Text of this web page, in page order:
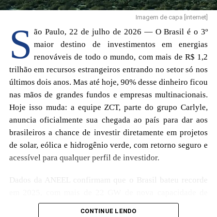
novo futuro para a economia agrícola digital da Web3! A
FTN convida você a compartilhar conosco essa
oportunidade de partilha de riquezas.
Evento de lançamento da estratégia global “Fire Bull
Farm” da FTN
1º de agosto de 2026, na Zona Franca Integrada de
Manaus, no Brasil, América Latina.
crescimento de longo prazo da plataforma no mercado
A Vila Olímpia é reconhecida como um dos principais
polos de negócios de São Paulo, reunindo empresas
multinacionais, companhias de tecnologia e organizações
inovadoras. A presença da VIVAMOMENTO na região
fortalecerá ainda mais sua capacidade operacional local e
criará uma base sólida para futuras parcerias com marcas,
empresas e comunidades brasileiras.
À medida que os consumidores valorizam cada vez mais
experiências interativas e benefícios de longo prazo,
Comércio Interativo desempenhem um papel cada vez
brasileiro.
Imagem de capa [internet]
S ão Paulo, 22 de julho de 2026 — O Brasil é o 3º
maior destino de investimentos em energias
renováveis de todo o mundo, com mais de R$ 1,2
trilhão em recursos estrangeiros entrando no setor só nos
últimos dois anos. Mas até hoje, 90% desse dinheiro ficou
nas mãos de grandes fundos e empresas multinacionais.
Hoje isso muda: a equipe ZCT, parte do grupo Carlyle,
anuncia oficialmente sua chegada ao país para dar aos
brasileiros a chance de investir diretamente em projetos
de solar, eólica e hidrogênio verde, com retorno seguro e
acessível para qualquer perfil de investidor.
Dados da ANEEL confirmam que o Brasil bateu recorde
energia renovável instalada, e o Nordeste já se tornou a
CONTINUE LENDO